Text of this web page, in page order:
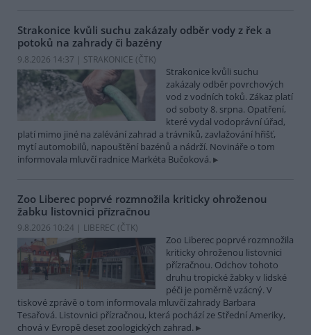
Strakonice kvůli suchu zakázaly odběr vody z řek a
potoků na zahrady či bazény
9.8.2026 14:37 | STRAKONICE (ČTK)
Strakonice kvůli suchu
zakázaly odběr povrchových
vod z vodních toků. Zákaz platí
od soboty 8. srpna. Opatření,
které vydal vodoprávní úřad,
platí mimo jiné na zalévání zahrad a trávníků, zavlažování hřišť,
mytí automobilů, napouštění bazénů a nádrží. Novináře o tom
informovala mluvčí radnice Markéta Bučoková.
Zoo Liberec poprvé rozmnožila kriticky ohroženou
žabku listovnici přízračnou
9.8.2026 10:24 | LIBEREC (ČTK)
Zoo Liberec poprvé rozmnožila
kriticky ohroženou listovnici
přízračnou. Odchov tohoto
druhu tropické žabky v lidské
péči je poměrně vzácný. V
tiskové zprávě o tom informovala mluvčí zahrady Barbara
Tesařová. Listovnici přízračnou, která pochází ze Střední Ameriky,
chová v Evropě deset zoologických zahrad.